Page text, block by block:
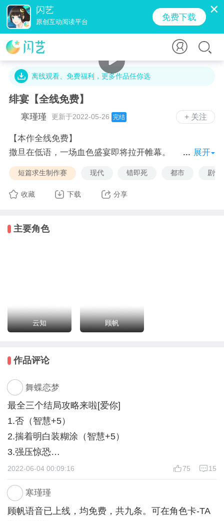
闪艺
原创互动阅读平台 免费下载
5万字 · 4.2万人气 · 178.7M · 3.4万贡献值
离线观看、免费福利，更多作品任你选
绯宴【全线免费】
+ 关注
寒瑾瑾 更新于2022-05-26 完结
【本作全线免费】
撒旦在低语，一场血色盛宴即将拉开帷幕。
我受邀参加同学的婚礼，却不料被卷入这场游戏，驱
逐，逃离，直至逐渐沉沦……
黑色的曼陀罗已编织好专属陷阱，绯色的蝴蝶在奋力挣
“那么，你是否可以陪我一起，永堕黑夜？”
顶），K（癫笑往生），帕提卡拉，减千行
美工：蚩梦（甜鱼），泥CC、时弄、一个大西瓜啊、
（一页书），子宁宁子（六壮士）,yuuu白、白熙娜、
（水墨蛋清）
展开
短篇求生制作赛 现代 错即死 都市 剧情
收藏 下载 分享
主要角色
云知 顾帆
作品评论
舞蝶恋梦
最全三个结局攻略来啦[爱你]
1.否（智慧+5）
2.揣着明白装糊涂（智慧+5）
3.强压惊恐
4.他想要见面详谈的地点
5.是（勇气+5，获得线索“目光”）
自动获得线索“蓝色线头”，勇气+5
6.我需要你的信任
15
75
2022-06-04 00:09:16
寒瑾瑾
顾帆语音已上线，均免费，共九条。可在角色卡-TA